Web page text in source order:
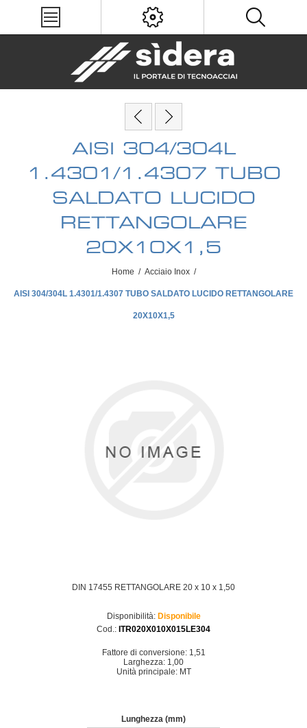
AISI 304/304L
1.4301/1.4307 TUBO
SALDATO LUCIDO
RETTANGOLARE
20X10X1,5
Home / Acciaio Inox /
AISI 304/304L 1.4301/1.4307 TUBO SALDATO LUCIDO RETTANGOLARE
20X10X1,5
DIN 17455 RETTANGOLARE 20 x 10 x 1,50
Disponibilità: Disponibile
Cod.: ITR020X010X015LE304
Fattore di conversione: 1,51
Larghezza: 1,00
Unità principale: MT
Lunghezza (mm)